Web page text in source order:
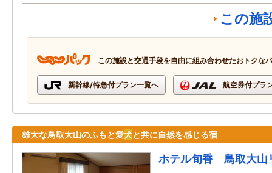
この施
この施設と交通手段を自由に組み合わせたおトクな
新幹線/特急付プラン一覧へ 航空券付プラ
雄大な鳥取大山のふもと愛犬と共に自然を感じる宿
ホテル旬香 鳥取大山